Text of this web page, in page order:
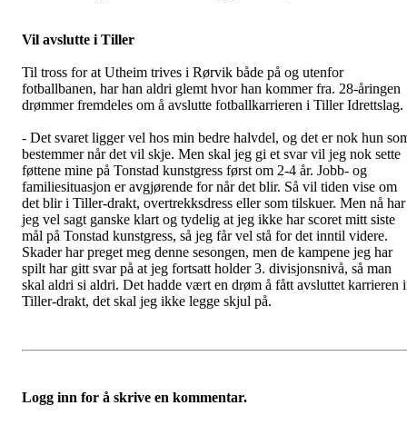
Vil avslutte i Tiller
Til tross for at Utheim trives i Rørvik både på og utenfor
fotballbanen, har han aldri glemt hvor han kommer fra. 28-åringen
drømmer fremdeles om å avslutte fotballkarrieren i Tiller Idrettslag.
- Det svaret ligger vel hos min bedre halvdel, og det er nok hun
bestemmer når det vil skje. Men skal jeg gi et svar vil jeg nok sette
føttene mine på Tonstad kunstgress først om 2-4 år. Jobb- og
familiesituasjon er avgjørende for når det blir. Så vil tiden vise om
det blir i Tiller-drakt, overtrekksdress eller som tilskuer. Men nå har
jeg vel sagt ganske klart og tydelig at jeg ikke har scoret mitt siste
mål på Tonstad kunstgress, så jeg får vel stå for det inntil videre.
Skader har preget meg denne sesongen, men de kampene jeg har
spilt har gitt svar på at jeg fortsatt holder 3. divisjonsnivå, så man
skal aldri si aldri. Det hadde vært en drøm å fått avsluttet karrieren i
Tiller-drakt, det skal jeg ikke legge skjul på.
Logg inn for å skrive en kommentar.